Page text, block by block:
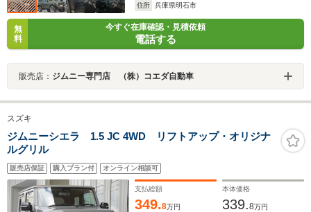
住所 兵庫県明石市
無
料
今すぐ在庫確認・見積依頼
電話する
販売店： ジムニー専門店 （株）コエダ自動車
スズキ
ジムニーシエラ 1.5 JC 4WD リフトアップ・オリジナ
ルグリル
販売店保証 購入プラン付 オンライン相談可
支払総額
349.8万円
本体価格
339.8万円